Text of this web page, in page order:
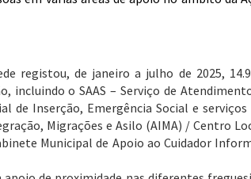
registou, de janeiro a julho de 2025,
incluindo o SAAS – Serviço de
de Inserção, Emergência Social e serviços
Migrações e Asilo (AIMA) / Centro
Municipal de Apoio ao Cuidador